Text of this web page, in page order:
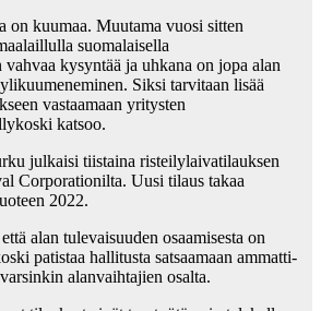
on kuumaa. Muutama vuosi sitten
suomalaisella
kysyntää ja uhkana on jopa alan
Siksi tarvitaan lisää
vastaamaan yritysten
katsoo.
julkaisi tiistaina risteilylaivatilauksen
Corporationilta. Uusi tilaus takaa
2022.
alan tulevaisuuden osaamisesta on
patistaa hallitusta satsaamaan ammatti-
alanvaihtajien osalta.